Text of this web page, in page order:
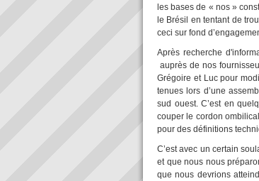
les bases de « nos »
le Brésil en tentant de
ceci sur fond
Après recherche
auprès de nos
Grégoire et Luc pour
tenues lors d’une
sud ouest. C’est en
couper le cordon
pour des définitions
C’est avec un certain
et que nous nous
que nous devrions